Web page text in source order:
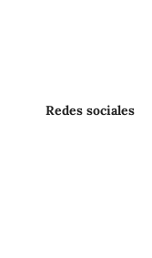
Redes sociales